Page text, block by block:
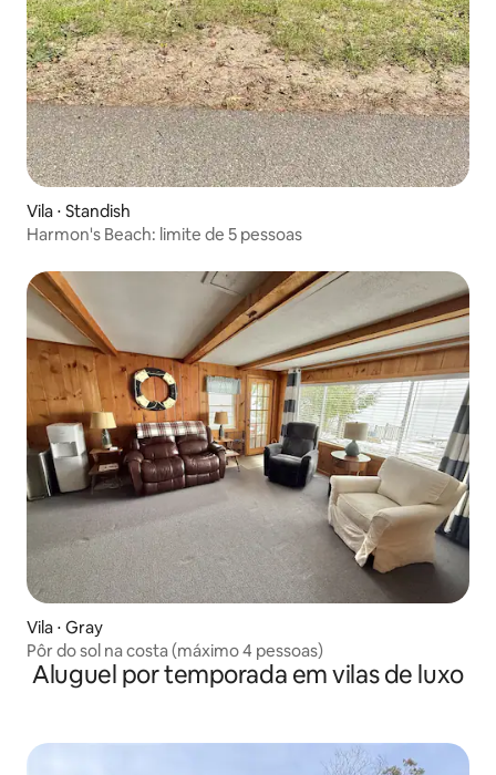
Vila ⋅ Standish
Harmon's Beach: limite de 5 pessoas
Vila ⋅ Gray
Pôr do sol na costa (máximo 4 pessoas)
Aluguel por temporada em vilas de luxo